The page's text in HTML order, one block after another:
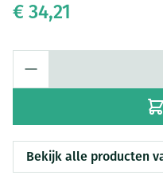
€ 34,21
Bekijk alle producten